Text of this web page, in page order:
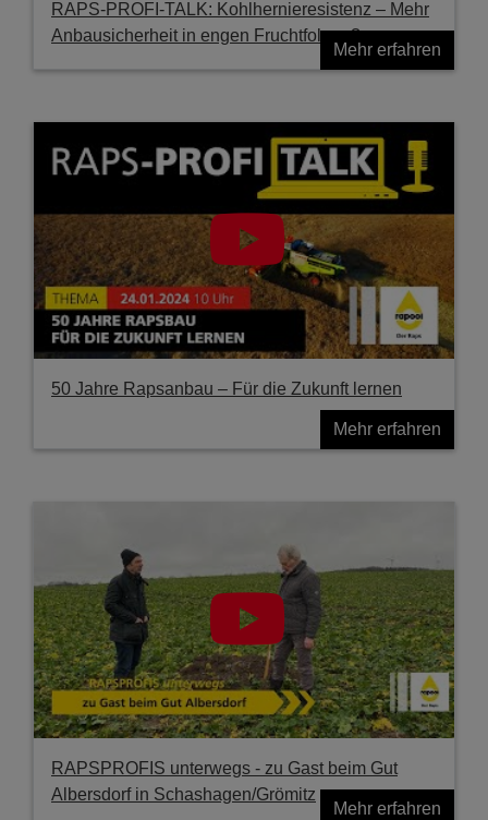
RAPS-PROFI-TALK: Kohlhernieresistenz – Mehr
Anbausicherheit in engen Fruchtfolgen?
Mehr erfahren
50 Jahre Rapsanbau – Für die Zukunft lernen
Mehr erfahren
RAPSPROFIS unterwegs - zu Gast beim Gut
Albersdorf in Schashagen/Grömitz
Mehr erfahren